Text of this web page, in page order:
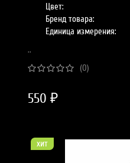
Цвет:
Бренд товара:
Единица измерения:
..
(0)
550 ₽
хит